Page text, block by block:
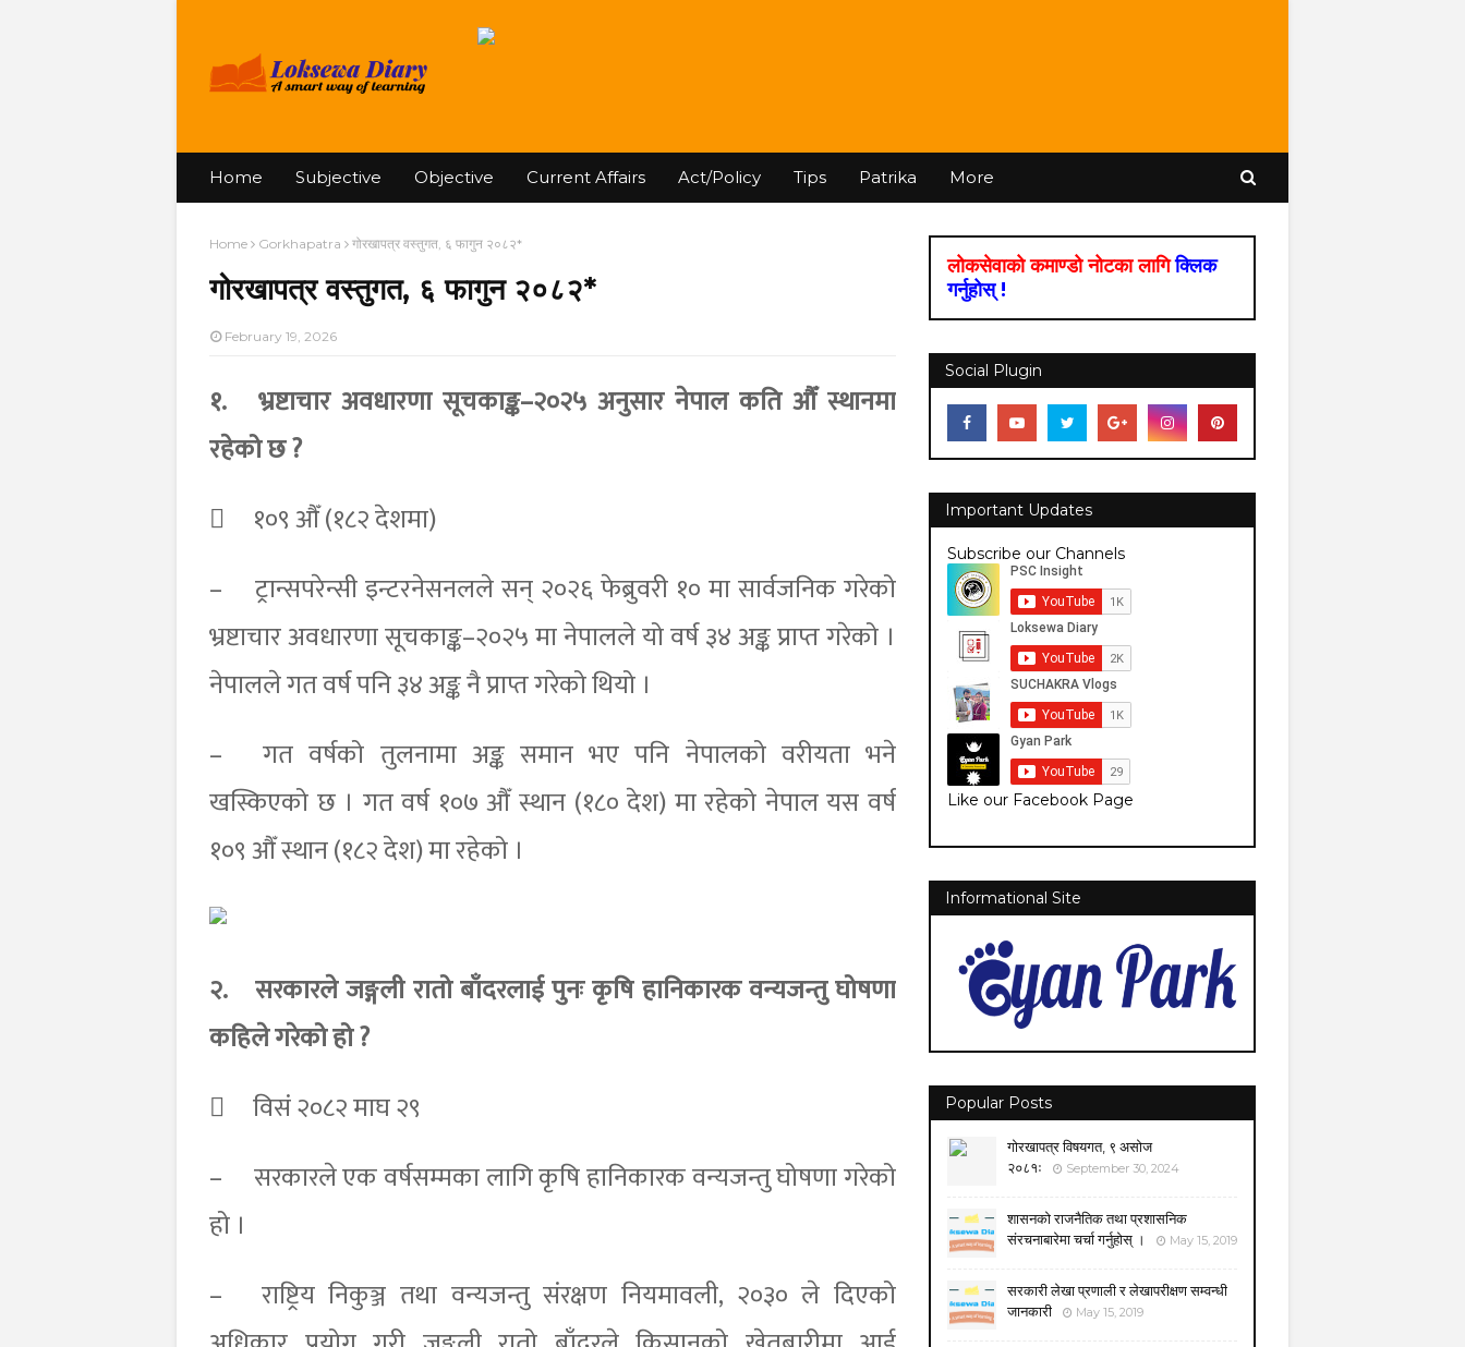
Home Subjective Objective Current Affairs Act/Policy Tips Patrika More
Home Gorkhapatra गोरखापत्र वस्तुगत, ६ फागुन २०८२*
गोरखापत्र वस्तुगत, ६ फागुन २०८२*
February 19, 2026
१.
भ्रष्टाचार अवधारणा सूचकाङ्क–२०२५ अनुसार नेपाल कति औँ स्थानमा
रहेको छ ?

१०९ औँ (१८२ देशमा)
–
ट्रान्सपरेन्सी इन्टरनेसनलले सन् २०२६ फेब्रुवरी १० मा सार्वजनिक गरेको
भ्रष्टाचार अवधारणा सूचकाङ्क–२०२५ मा नेपालले यो वर्ष ३४ अङ्क प्राप्त गरेको ।
नेपालले गत वर्ष पनि ३४ अङ्क नै प्राप्त गरेको थियो ।
–
गत वर्षको तुलनामा अङ्क समान भए पनि नेपालको वरीयता भने
खस्किएको छ । गत वर्ष १०७ औँ स्थान (१८० देश) मा रहेको नेपाल यस वर्ष
१०९ औँ स्थान (१८२ देश) मा रहेको ।
२.
सरकारले जङ्गली रातो बाँदरलाई पुनः कृषि हानिकारक वन्यजन्तु घोषणा
कहिले गरेको हो ?

विसं २०८२ माघ २९
–
सरकारले एक वर्षसम्मका लागि कृषि हानिकारक वन्यजन्तु घोषणा गरेको
हो ।
–
राष्ट्रिय निकुञ्ज तथा वन्यजन्तु संरक्षण नियमावली, २०३० ले दिएको
लोकसेवाको कमाण्डो नोटका लागि क्लिक
गर्नुहोस् !
Social Plugin
Important Updates
Subscribe our Channels
Like our Facebook Page
Informational Site
Popular Posts
गोरखापत्र विषयगत, ९ असोज
२०८१ः
September 30, 2024
शासनको राजनैतिक तथा प्रशासनिक
संरचनाबारेमा चर्चा गर्नुहोस् ।
May 15, 2019
सरकारी लेखा प्रणाली र लेखापरीक्षण सम्वन्धी
जानकारी
May 15, 2019